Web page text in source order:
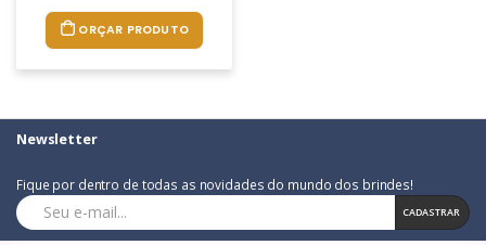
ORÇAR PRODUTO
Newsletter
Fique por dentro de todas as novidades do mundo dos brindes!
CADASTRAR